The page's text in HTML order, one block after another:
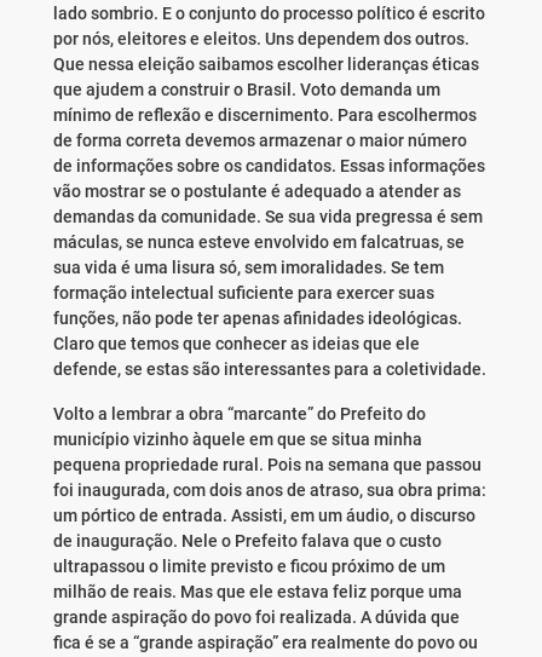
lado sombrio. E o conjunto do processo político é escrito
por nós, eleitores e eleitos. Uns dependem dos outros.
Que nessa eleição saibamos escolher lideranças éticas
que ajudem a construir o Brasil. Voto demanda um
mínimo de reflexão e discernimento. Para escolhermos
de forma correta devemos armazenar o maior número
de informações sobre os candidatos. Essas informações
vão mostrar se o postulante é adequado a atender as
demandas da comunidade. Se sua vida pregressa é sem
máculas, se nunca esteve envolvido em falcatruas, se
sua vida é uma lisura só, sem imoralidades. Se tem
formação intelectual suficiente para exercer suas
funções, não pode ter apenas afinidades ideológicas.
Claro que temos que conhecer as ideias que ele
defende, se estas são interessantes para a coletividade.
Volto a lembrar a obra “marcante” do Prefeito do
município vizinho àquele em que se situa minha
pequena propriedade rural. Pois na semana que passou
foi inaugurada, com dois anos de atraso, sua obra prima:
um pórtico de entrada. Assisti, em um áudio, o discurso
de inauguração. Nele o Prefeito falava que o custo
ultrapassou o limite previsto e ficou próximo de um
milhão de reais. Mas que ele estava feliz porque uma
grande aspiração do povo foi realizada. A dúvida que
fica é se a “grande aspiração” era realmente do povo ou